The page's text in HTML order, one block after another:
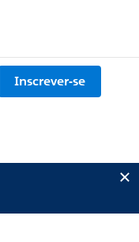
Inscrever-se